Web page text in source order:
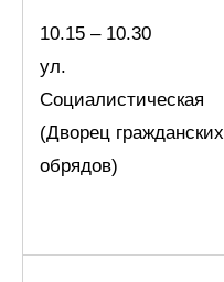
10.15 – 10.30
ул.
Социалистическая
(Дворец гражданских
обрядов)